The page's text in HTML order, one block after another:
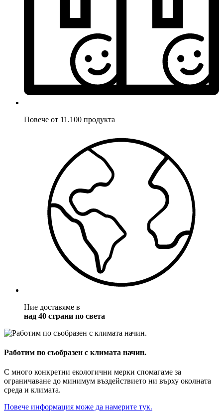
Повече от 11.100 продукта
Ние доставяме в
над 40 страни по света
Работим по съобразен с климата начин.
С много конкретни екологични мерки спомагаме за
ограничаване до минимум въздействието ни върху околната
среда и климата.
Повече информация може да намерите тук.